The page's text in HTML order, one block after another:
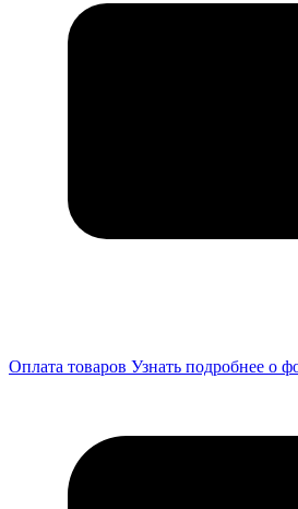
Оплата товаров Узнать подробнее о